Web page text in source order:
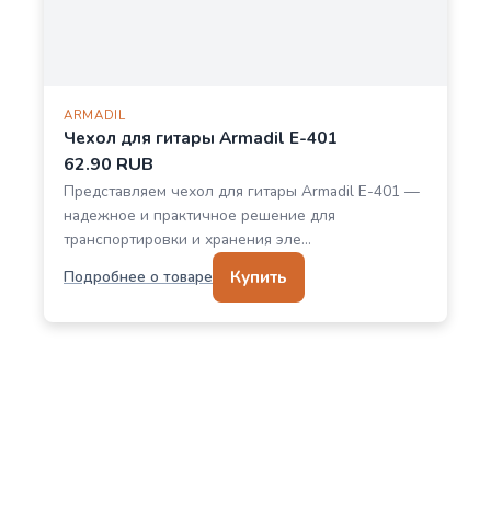
ARMADIL
Чехол для гитары Armadil Е-401
62.90 RUB
Представляем чехол для гитары Armadil Е-401 —
надежное и практичное решение для
транспортировки и хранения эле…
Подробнее о товаре
Купить